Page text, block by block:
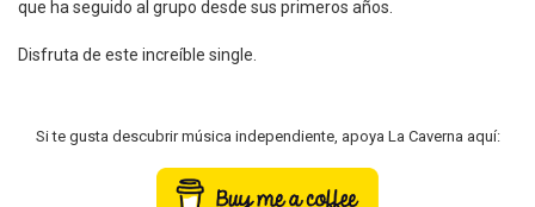
que ha seguido al grupo desde sus primeros años.
Disfruta de este increíble single.
Si te gusta descubrir música independiente, apoya La Caverna aquí: